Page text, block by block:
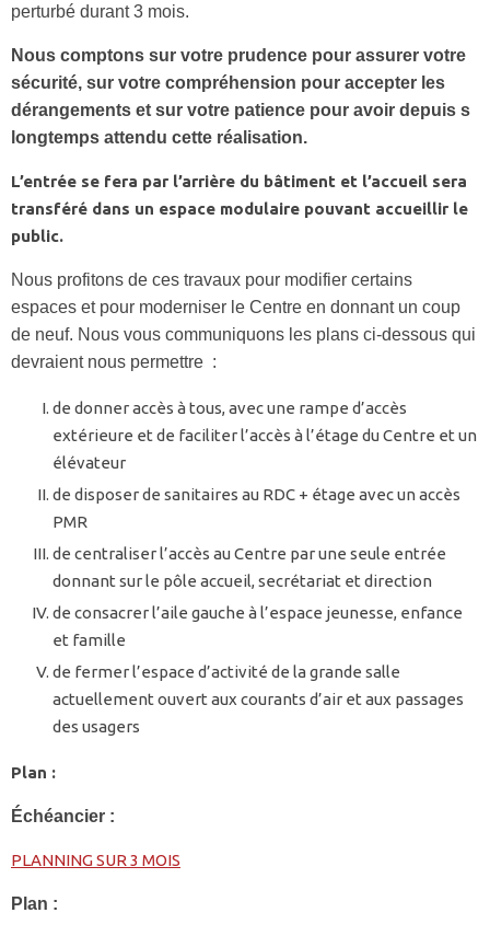
perturbé durant 3 mois.
Nous comptons sur votre prudence pour assurer votre
sécurité, sur votre compréhension pour accepter les
dérangements et sur votre patience pour avoir depuis s
longtemps attendu cette réalisation.
L’entrée se fera par l’arrière du bâtiment et l’accueil sera
transféré dans un espace modulaire pouvant accueillir le
public.
Nous profitons de ces travaux pour modifier certains
espaces et pour moderniser le Centre en donnant un coup
de neuf. Nous vous communiquons les plans ci-dessous qui
devraient nous permettre :
de donner accès à tous, avec une rampe d’accès
extérieure et de faciliter l’accès à l’étage du Centre et un
élévateur
de disposer de sanitaires au RDC + étage avec un accès
PMR
de centraliser l’accès au Centre par une seule entrée
donnant sur le pôle accueil, secrétariat et direction
de consacrer l’aile gauche à l’espace jeunesse, enfance
et famille
de fermer l’espace d’activité de la grande salle
actuellement ouvert aux courants d’air et aux passages
des usagers
Plan :
Échéancier :
PLANNING SUR 3 MOIS
Plan :